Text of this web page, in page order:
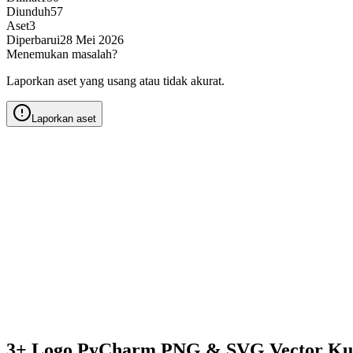
Diunduh57
Aset3
Diperbarui28 Mei 2026
Menemukan masalah?
Laporkan aset yang usang atau tidak akurat.
Laporkan aset